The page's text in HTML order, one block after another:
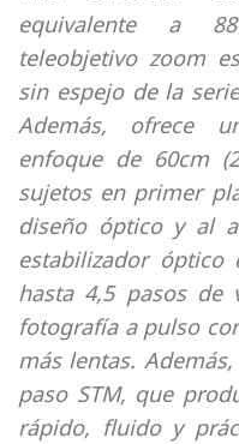
equivalente a
teleobjetivo zoom
sin espejo de la
Además, ofrece
enfoque de 60cm
sujetos en primer
diseño óptico y al
estabilizador óptico
hasta 4,5 pasos de
fotografía a pulso
más lentas.
paso STM, que
rápido, fluido y